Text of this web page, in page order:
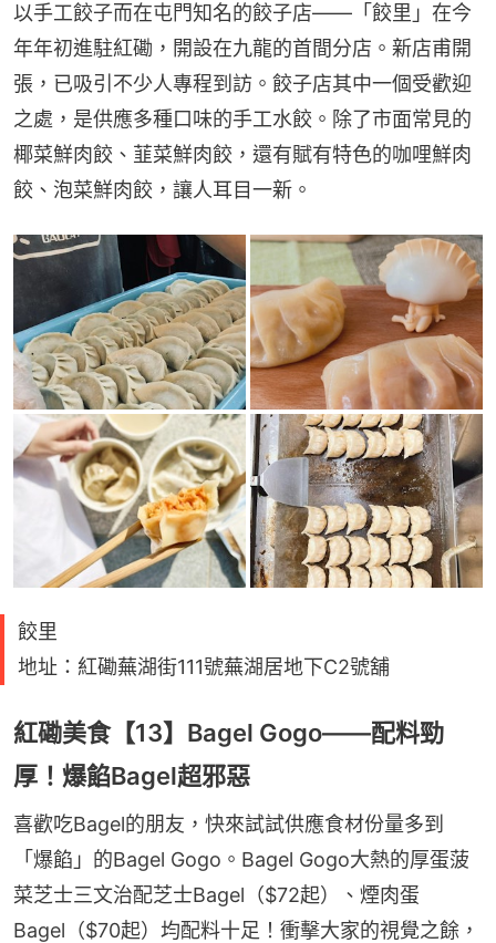
以手工餃子而在屯門知名的餃子店——「餃里」在今
年年初進駐紅磡，開設在九龍的首間分店。新店甫開
張，已吸引不少人專程到訪。餃子店其中一個受歡迎
之處，是供應多種口味的手工水餃。除了市面常見的
椰菜鮮肉餃、韮菜鮮肉餃，還有賦有特色的咖哩鮮肉
餃、泡菜鮮肉餃，讓人耳目一新。
餃里
地址：紅磡蕪湖街111號蕪湖居地下C2號舖
紅磡美食【13】Bagel Gogo——配料勁
厚！爆餡Bagel超邪惡
喜歡吃Bagel的朋友，快來試試供應食材份量多到
「爆餡」的Bagel Gogo。Bagel Gogo大熱的厚蛋菠
菜芝士三文治配芝士Bagel（$72起）、煙肉蛋
Bagel（$70起）均配料十足！衝擊大家的視覺之餘，